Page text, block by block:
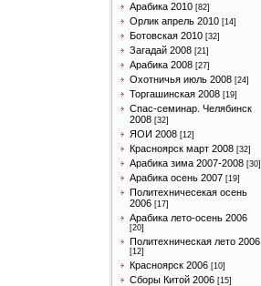
Арабика 2010 [82]
Орлик апрель 2010 [14]
Ботовская 2010 [32]
Загадай 2008 [21]
Арабика 2008 [27]
Охотничья июль 2008 [24]
Торгашинская 2008 [19]
Спас-семинар. Челябинск
2008 [32]
ЯОИ 2008 [12]
Красноярск март 2008 [32]
Арабика зима 2007-2008 [30]
Арабика осень 2007 [19]
Политехничесекая осень
2006 [17]
Арабика лето-осень 2006
[20]
Политехническая лето 2006
[12]
Красноярск 2006 [10]
Сборы Китой 2006 [15]